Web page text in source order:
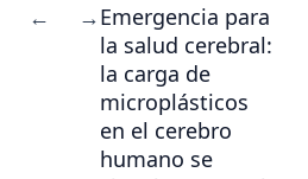
← →Emergencia para
la salud cerebral:
la carga de
microplásticos
en el cerebro
humano se